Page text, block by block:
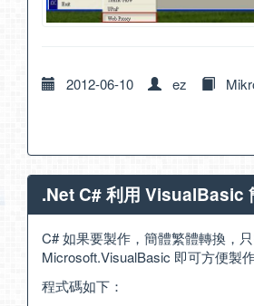
2012-06-10 ez
.Net C# 利用 VisualBasic
C# 如果要製作，簡體繁體轉換，
Microsoft.VisualBasic 即可方便製作
程式碼如下：